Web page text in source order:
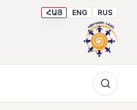
ՀԱՅ ENG RUS